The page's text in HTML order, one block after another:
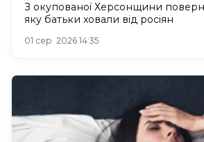
З окупованої Херсонщини
яку батьки ховали від росіян
01 сер. 2026 14:35